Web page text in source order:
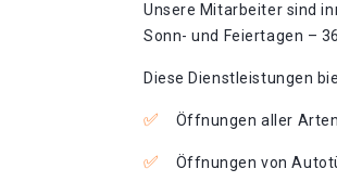
Unsere Mitarbeiter sind
Sonn- und Feiertagen –
Diese Dienstleistungen
Öffnungen aller
Öffnungen von